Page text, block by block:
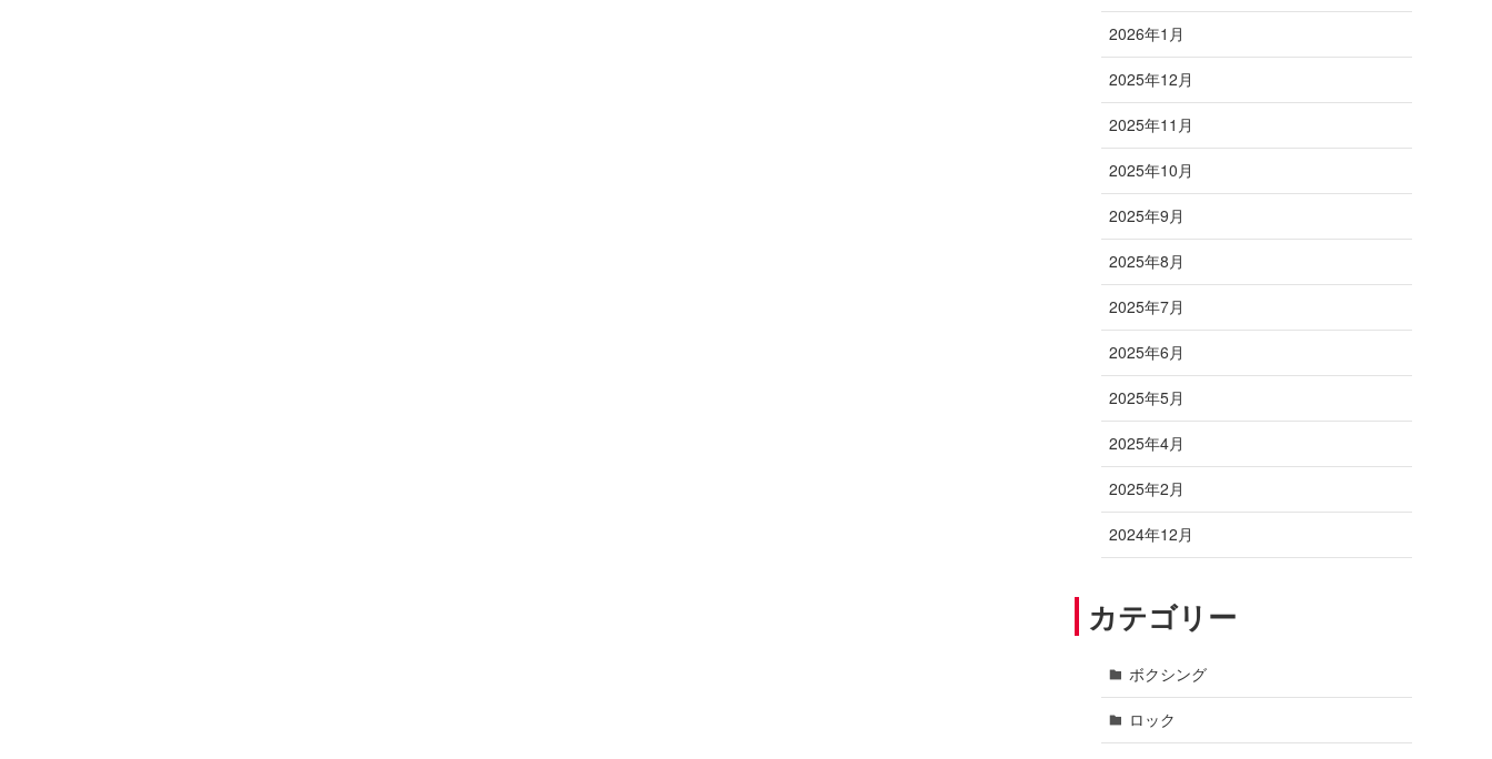
2026年1月
2025年12月
2025年11月
2025年10月
2025年9月
2025年8月
2025年7月
2025年6月
2025年5月
2025年4月
2025年2月
2024年12月
カテゴリー
ボクシング
ロック